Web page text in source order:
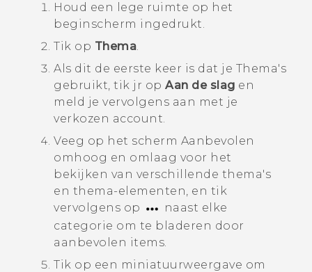
AanmeldenHoud een lege ruimte op het
beginscherm ingedrukt.
Tik op Thema.
Als dit de eerste keer is dat je Thema's
gebruikt, tik jr op Aan de slag en
meld je vervolgens aan met je
verkozen account.
Veeg op het scherm Aanbevolen
omhoog en omlaag voor het
bekijken van verschillende thema's
en thema-elementen, en tik
vervolgens op
naast elke
categorie om te bladeren door
aanbevolen items.
Tik op een miniatuurweergave om